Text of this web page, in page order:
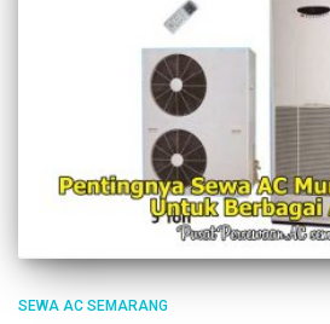
SEWA AC SEMARANG